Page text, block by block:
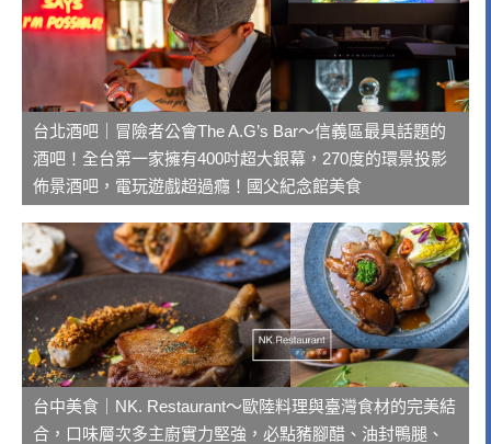
台北酒吧｜冒險者公會The A.G’s Bar～信義區最具話題的
酒吧！全台第一家擁有400吋超大銀幕，270度的環景投影
佈景酒吧，電玩遊戲超過癮！國父紀念館美食
台中美食｜NK. Restaurant～歐陸料理與臺灣食材的完美結
合，口味層次多主廚實力堅強，必點豬腳醋、油封鴨腿、